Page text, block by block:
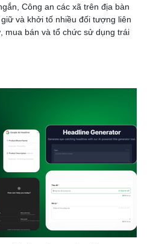
Công an các xã trên địa bàn
và khởi tố nhiều đối tượng liên
mua bán và tổ chức sử dụng trái